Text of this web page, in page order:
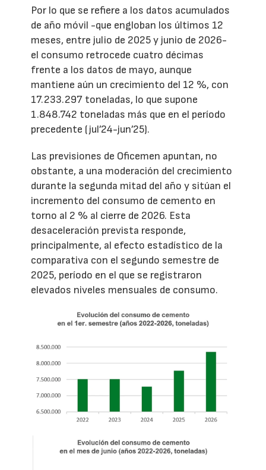
Por lo que se refiere a los datos acumulados
de año móvil -que engloban los últimos 12
meses, entre julio de 2025 y junio de 2026-
el consumo retrocede cuatro décimas
frente a los datos de mayo, aunque
mantiene aún un crecimiento del 12 %, con
17.233.297 toneladas, lo que supone
1.848.742 toneladas más que en el período
precedente (jul’24-jun’25).
Las previsiones de Oficemen apuntan, no
obstante, a una moderación del crecimiento
durante la segunda mitad del año y sitúan el
incremento del consumo de cemento en
torno al 2 % al cierre de 2026. Esta
desaceleración prevista responde,
principalmente, al efecto estadístico de la
comparativa con el segundo semestre de
2025, período en el que se registraron
elevados niveles mensuales de consumo.